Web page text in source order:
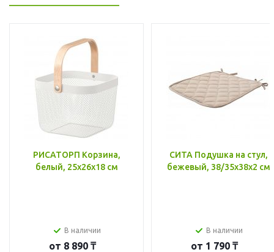
РИСАТОРП Корзина,
белый, 25x26x18 см
В наличии
от 8 890 ₸
СИТА Подушка на стул,
бежевый, 38/35x38x2 см
В наличии
от 1 790 ₸